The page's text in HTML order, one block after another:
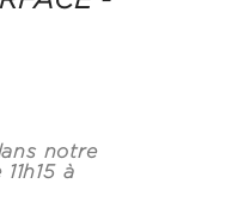
notre
à